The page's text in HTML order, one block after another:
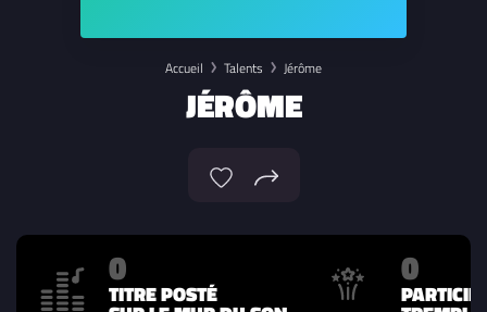
Accueil Talents Jérôme
JÉRÔME
0
TITRE POSTÉ
0